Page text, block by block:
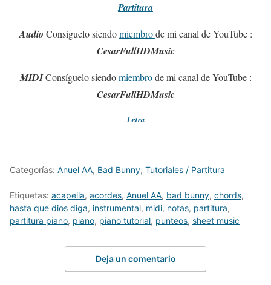
Partitura
Audio Consíguelo siendomiembrode mi canal de YouTube :
CesarFullHDMusic
MIDI Consíguelo siendomiembrode mi canal de YouTube :
CesarFullHDMusic
Letra
Categorías: Anuel AA, Bad Bunny, Tutoriales / Partitura
Etiquetas: acapella, acordes, Anuel AA, bad bunny, chords,
hasta que dios diga, instrumental, midi, notas, partitura,
partitura piano, piano, piano tutorial, punteos, sheet music
Deja un comentario